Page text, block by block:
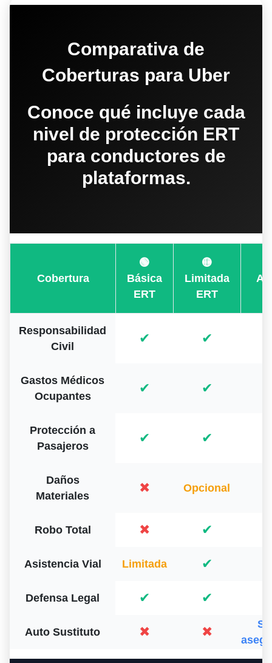
Comparativa de
Coberturas para Uber
Conoce qué incluye cada
nivel de protección ERT
para conductores de
plataformas.
Cobertura
🟢
Básica
ERT
🟡
Limitada
ERT
Responsabilidad
Civil
✔ ✔
Gastos Médicos
Ocupantes
✔ ✔
Protección a
Pasajeros
✔ ✔
Daños
Materiales
✖ Opcional
Robo Total ✖ ✔
Asistencia Vial Limitada ✔
Defensa Legal ✔ ✔
Auto Sustituto ✖ ✖